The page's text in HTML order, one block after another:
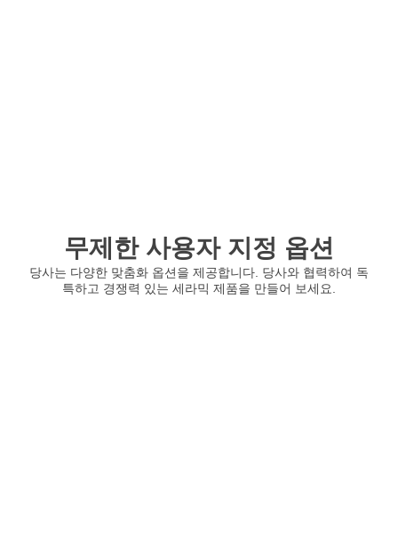
무제한 사용자 지정 옵션
당사는 다양한 맞춤화 옵션을 제공합니다. 당사와 협력하여 독
특하고 경쟁력 있는 세라믹 제품을 만들어 보세요.